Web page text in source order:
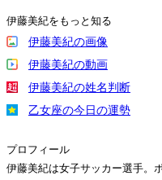
伊藤美紀をもっと知る
伊藤美紀の画像
伊藤美紀の動画
伊藤美紀の姓名判断
乙女座の今日の運勢
プロフィール
伊藤美紀は女子サッカー選手。